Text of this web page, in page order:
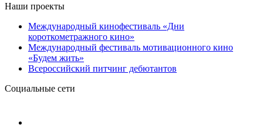
Наши проекты
Международный кинофестиваль «Дни
короткометражного кино»
Международный фестиваль мотивационного кино
«Будем жить»
Всероссийский питчинг дебютантов
Социальные сети